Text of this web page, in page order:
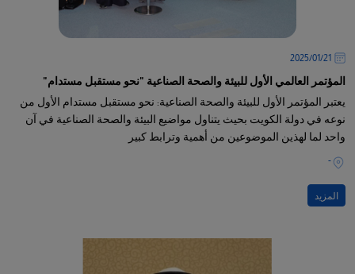
21‏/01‏/2025
المؤتمر العالمي الأول للبيئة والصحة الصناعية "نحو مستقبل مستدام"
يعتبر المؤتمر الأول للبيئة والصحة الصناعية: نحو مستقبل مستدام الأول من
نوعه في دولة الكويت بحيث يتناول مواضيع البيئة والصحة الصناعية في آن
واحد لما لهذين الموضوعين من أهمية وترابط كبير
-
المزيد